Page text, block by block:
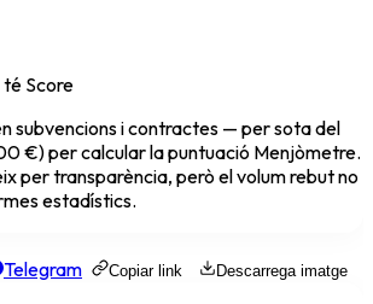
Score
subvencions i contractes — per sota del
€) per calcular la puntuació Menjòmetre.
per transparència, però el volum rebut no
estadístics.
Telegram Copiar link Descarrega imatge